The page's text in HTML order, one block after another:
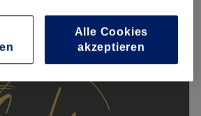
Alle Cookies
akzeptieren